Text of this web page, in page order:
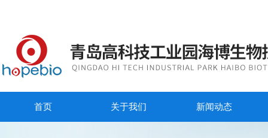
首页 关于我们 新闻动态